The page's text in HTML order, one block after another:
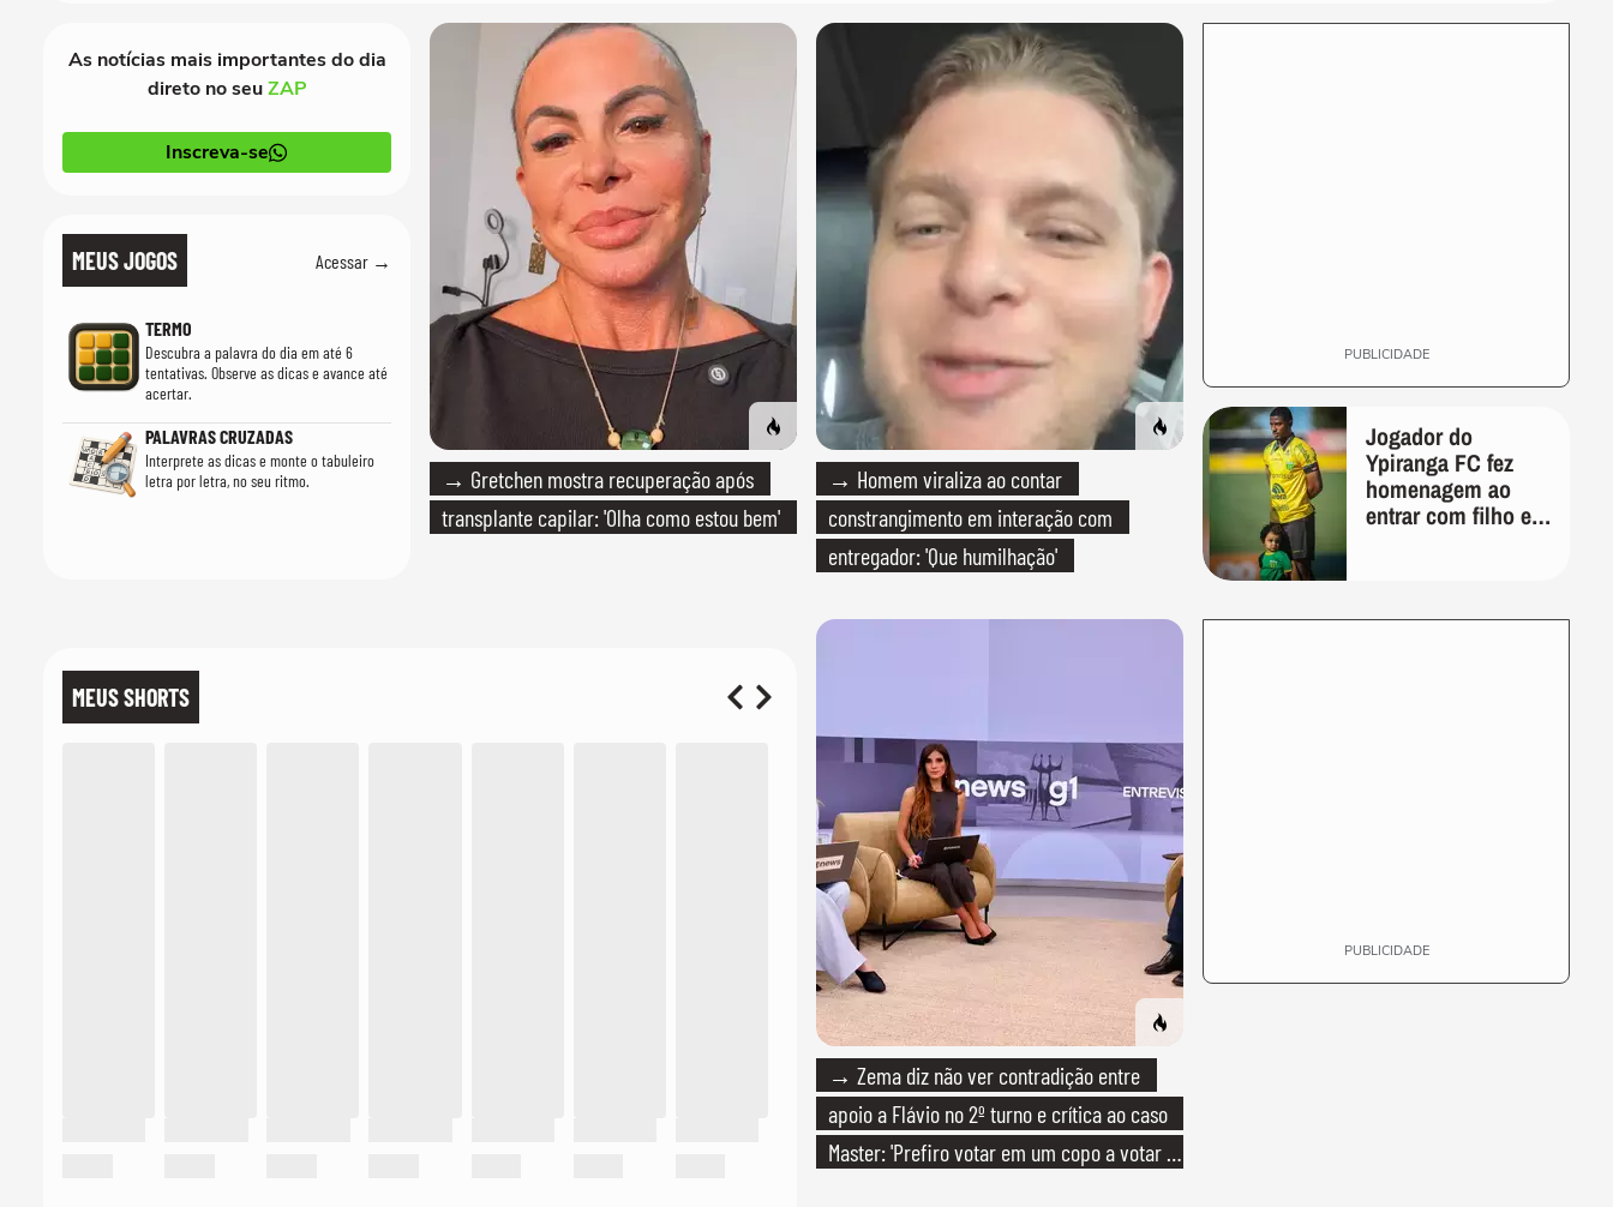
ao ganhar doces e bolo em
MEUS JOGOS Acessar →
TERMO
Descubra a palavra do dia em até 6
tentativas. Observe as dicas e avance até
acertar.
PALAVRAS CRUZADAS
Interprete as dicas e monte o tabuleiro
letra por letra, no seu ritmo.
→ Gretchen mostra recuperação após
transplante capilar: 'Olha como estou bem'
→ Homem viraliza ao contar
constrangimento em interação com
entregador: 'Que humilhação'
PUBLICIDADE
→ Zema diz não ver contradição entre
apoio a Flávio no 2º turno e crítica ao caso
Master: 'Prefiro votar em um copo a votar no
Jogador do
Ypiranga FC fez
homenagem ao
entrar com filho em
MEUS SHORTS
PUBLICIDADE
As notícias mais importantes do dia
direto no seuZAP
Inscreva-se